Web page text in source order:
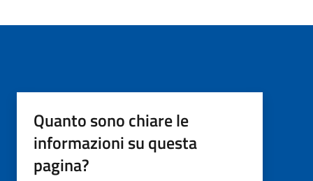
Quanto sono chiare le
informazioni su questa
pagina?